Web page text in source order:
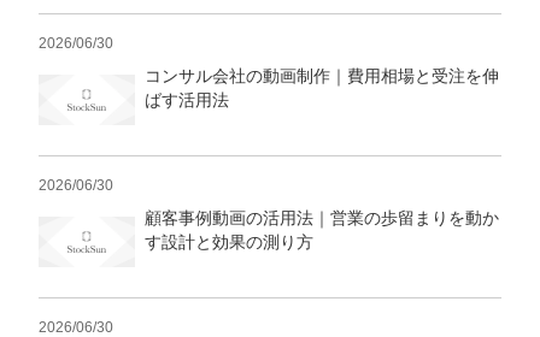
2026/06/30
コンサル会社の動画制作｜費用相場と受注を伸
ばす活用法
2026/06/30
顧客事例動画の活用法｜営業の歩留まりを動か
す設計と効果の測り方
2026/06/30